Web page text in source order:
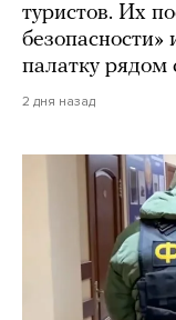
туристов. Их
безопасности»
палатку рядом
2 дня назад